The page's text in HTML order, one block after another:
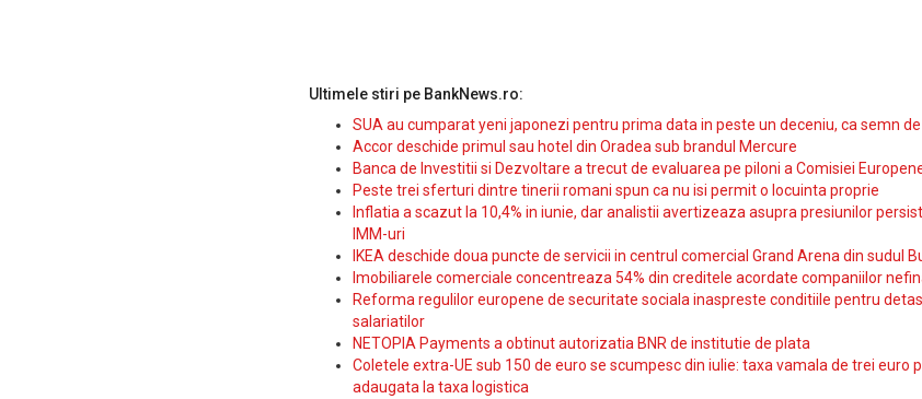
Ultimele stiri pe BankNews.ro:
SUA au cumparat yeni japonezi pentru prima data in peste un deceniu, ca semn
Accor deschide primul sau hotel din Oradea sub brandul Mercure
Banca de Investitii si Dezvoltare a trecut de evaluarea pe piloni a Comisiei
Peste trei sferturi dintre tinerii romani spun ca nu isi permit o locuinta proprie
Inflatia a scazut la 10,4% in iunie, dar analistii avertizeaza asupra presiunilor
IMM-uri
IKEA deschide doua puncte de servicii in centrul comercial Grand Arena din sudul
Imobiliarele comerciale concentreaza 54% din creditele acordate companiilor
Reforma regulilor europene de securitate sociala inaspreste conditiile pentru
salariatilor
NETOPIA Payments a obtinut autorizatia BNR de institutie de plata
Coletele extra-UE sub 150 de euro se scumpesc din iulie: taxa vamala de trei euro
adaugata la taxa logistica